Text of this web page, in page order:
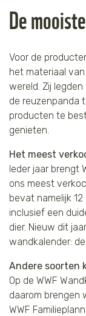
De
Voor de
het materiaal
wereld. Zij
de reuzenpanda
producten te
genieten.
Het meest
Ieder jaar brengt
ons meest
bevat namelijk
inclusief een
dier. Nieuw dit
wandkalender: de
Andere soorten
Op de WWF
daarom brengen
WWF